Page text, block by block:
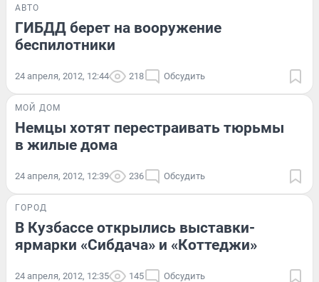
АВТО
ГИБДД берет на вооружение
беспилотники
24 апреля, 2012, 12:44 218 Обсудить
МОЙ ДОМ
Немцы хотят перестраивать тюрьмы
в жилые дома
24 апреля, 2012, 12:39 236 Обсудить
ГОРОД
В Кузбассе открылись выставки-
ярмарки «Сибдача» и «Коттеджи»
24 апреля, 2012, 12:35 145 Обсудить